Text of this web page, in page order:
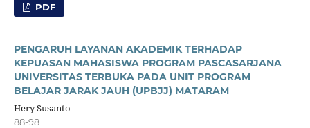
PDF
PENGARUH LAYANAN AKADEMIK TERHADAP
KEPUASAN MAHASISWA PROGRAM PASCASARJANA
UNIVERSITAS TERBUKA PADA UNIT PROGRAM
BELAJAR JARAK JAUH (UPBJJ) MATARAM
Hery Susanto
88-98